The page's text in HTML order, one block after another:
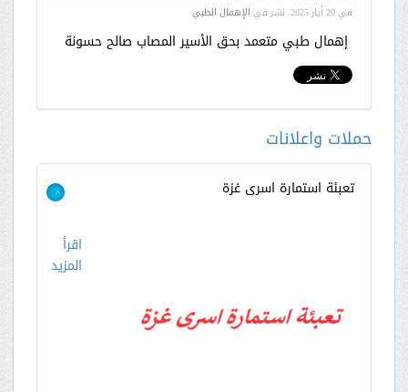
في20 أيار 2025 . نشر في الإهمال الطبي
إهمال طبي متعمد بحق الأسير المصاب صالح حسونة
حملات واعلانات
تعبئة استمارة اسرى غزة >
اقرأ
المزيد